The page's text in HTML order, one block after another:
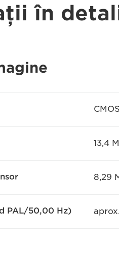
în
13,4
8,29
PAL/50,00 Hz)